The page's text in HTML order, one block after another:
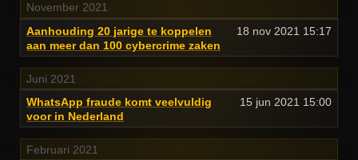
November 2021
Aanhouding 20 jarige te koppelen
aan meer dan 100 cybercrime zaken
18 nov 2021 15:17
Juni 2021
WhatsApp fraude komt veelvuldig
voor in Nederland
15 jun 2021 15:00
Februari 2021